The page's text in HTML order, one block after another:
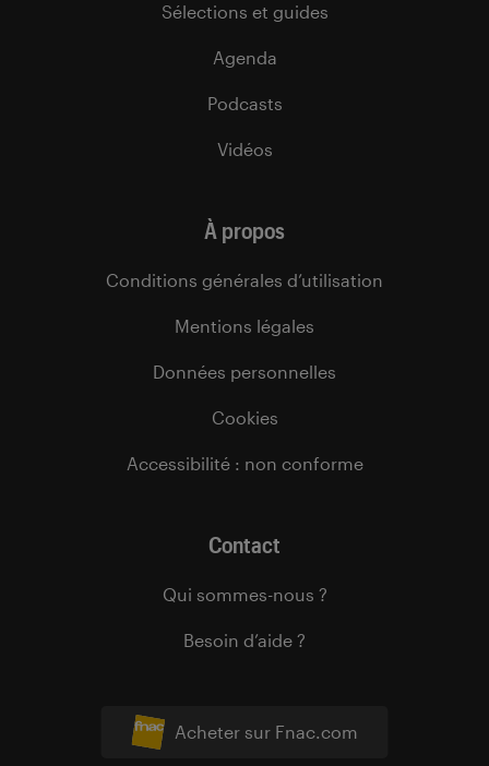
Acheter sur Fnac.com
Sélections et guides
Agenda
Podcasts
Vidéos
À propos
Conditions générales d’utilisation
Mentions légales
Données personnelles
Cookies
Accessibilité : non conforme
Contact
Qui sommes-nous ?
Besoin d’aide ?